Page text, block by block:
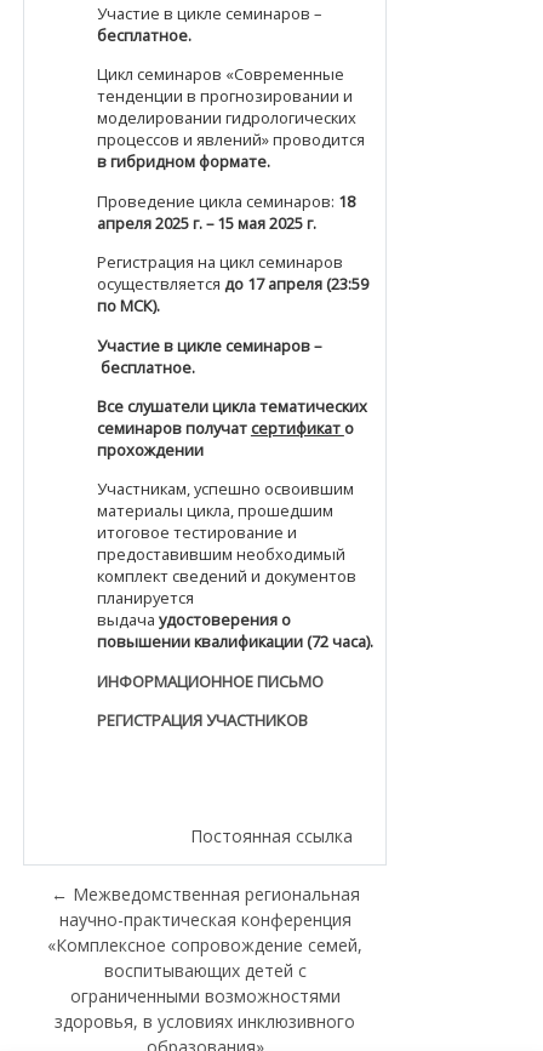
Участие в цикле семинаров –
бесплатное.
Цикл семинаров «Современные
тенденции в прогнозировании и
моделировании гидрологических
процессов и явлений» проводится
в гибридном формате.
Проведение цикла семинаров: 18
апреля 2025 г. – 15 мая 2025 г.
Регистрация на цикл семинаров
осуществляется до 17 апреля (23:59
по МСК).
Участие в цикле семинаров –
бесплатное.
Все слушатели цикла тематических
семинаров получат сертификат о
прохождении
Участникам, успешно освоившим
материалы цикла, прошедшим
итоговое тестирование и
предоставившим необходимый
комплект сведений и документов
планируется
выдача удостоверения о
повышении квалификации (72 часа).
ИНФОРМАЦИОННОЕ ПИСЬМО
РЕГИСТРАЦИЯ УЧАСТНИКОВ
Постоянная ссылка
← Межведомственная региональная
научно-практическая конференция
«Комплексное сопровождение семей,
воспитывающих детей с
ограниченными возможностями
здоровья, в условиях инклюзивного
образования»